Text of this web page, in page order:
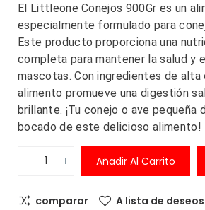
El Littleone Conejos 900Gr es un
especialmente formulado para
Este producto proporciona una
completa para mantener la salud y
mascotas. Con ingredientes de alta
alimento promueve una digestión
brillante. ¡Tu conejo o ave pequeña
bocado de este delicioso alimento!
Añadir Al Carrito
comparar A lista de deseos